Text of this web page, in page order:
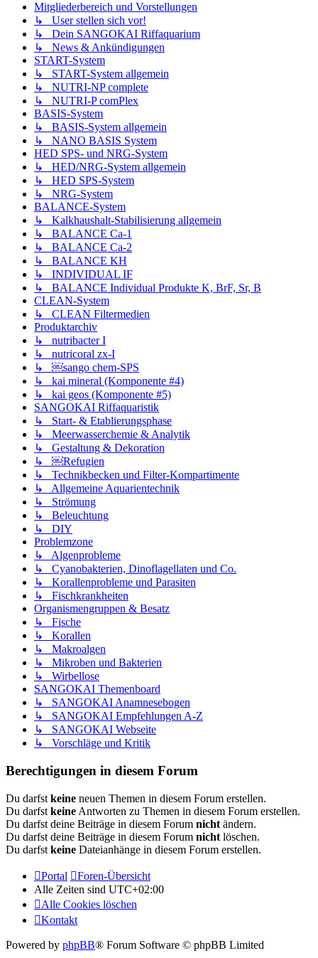
Mitgliederbereich und Vorstellungen
↳ User stellen sich vor!
↳ Dein SANGOKAI Riffaquarium
↳ News & Ankündigungen
START-System
↳ START-System allgemein
↳ NUTRI-NP complete
↳ NUTRI-P comPlex
BASIS-System
↳ BASIS-System allgemein
↳ NANO BASIS System
HED SPS- und NRG-System
↳ HED/NRG-System allgemein
↳ HED SPS-System
↳ NRG-System
BALANCE-System
↳ Kalkhaushalt-Stabilisierung allgemein
↳ BALANCE Ca-1
↳ BALANCE Ca-2
↳ BALANCE KH
↳ INDIVIDUAL IF
↳ BALANCE Individual Produkte K, BrF, Sr, B
CLEAN-System
↳ CLEAN Filtermedien
Produktarchiv
↳ nutribacter I
↳ nutricoral zx-I
↳ ￼sango chem-SPS
↳ kai mineral (Komponente #4)
↳ kai geos (Komponente #5)
SANGOKAI Riffaquaristik
↳ Start- & Etablierungsphase
↳ Meerwasserchemie & Analytik
↳ Gestaltung & Dekoration
↳ ￼Refugien
↳ Technikbecken und Filter-Kompartimente
↳ Allgemeine Aquarientechnik
↳ Strömung
↳ Beleuchtung
↳ DIY
Problemzone
↳ Algenprobleme
↳ Cyanobakterien, Dinoflagellaten und Co.
↳ Korallenprobleme und Parasiten
↳ Fischkrankheiten
Organismengruppen & Besatz
↳ Fische
↳ Korallen
↳ Makroalgen
↳ Mikroben und Bakterien
↳ Wirbellose
SANGOKAI Themenboard
↳ SANGOKAI Anamnesebogen
↳ SANGOKAI Empfehlungen A-Z
↳ SANGOKAI Webseite
↳ Vorschläge und Kritik
Berechtigungen in diesem Forum
Du darfst keine neuen Themen in diesem Forum erstellen.
Du darfst keine Antworten zu Themen in diesem Forum erstellen.
Du darfst deine Beiträge in diesem Forum nicht ändern.
Du darfst deine Beiträge in diesem Forum nicht löschen.
Du darfst keine Dateianhänge in diesem Forum erstellen.
Portal
Foren-Übersicht
Alle Zeiten sind UTC+02:00
Alle Cookies löschen
Kontakt
Powered by phpBB® Forum Software © phpBB Limited